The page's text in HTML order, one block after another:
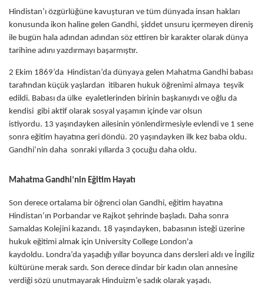
Hindistan’ı özgürlüğüne kavuşturan ve tüm dünyada insan hakları
konusunda ikon haline gelen Gandhi, şiddet unsuru içermeyen direniş
ile bugün hala adından adından söz ettiren bir karakter olarak dünya
tarihine adını yazdırmayı başarmıştır.
2 Ekim 1869’da Hindistan’da dünyaya gelen Mahatma Gandhi babası
tarafından küçük yaşlardan itibaren hukuk öğrenimi almaya teşvik
edildi. Babası da ülke eyaletlerinden birinin başkanıydı ve oğlu da
kendisi gibi aktif olarak sosyal yaşamın içinde var olsun
istiyordu. 13 yaşındayken ailesinin yönlendirmesiyle evlendi ve 1 sene
sonra eğitim hayatına geri döndü. 20 yaşındayken ilk kez baba oldu.
Gandhi’nin daha sonraki yıllarda 3 çocuğu daha oldu.
Mahatma Gandhi’nin Eğitim Hayatı
Son derece ortalama bir öğrenci olan Gandhi, eğitim hayatına
Hindistan’ın Porbandar ve Rajkot şehrinde başladı. Daha sonra
Samaldas Kolejini kazandı. 18 yaşındayken, babasının isteği üzerine
hukuk eğitimi almak için University College London'a
kaydoldu. Londra’da yaşadığı yıllar boyunca dans dersleri aldı ve İngiliz
kültürüne merak sardı. Son derece dindar bir kadın olan annesine
verdiği sözü unutmayarak Hinduizm’e sadık olarak yaşadı.